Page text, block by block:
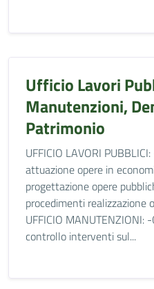
Ufficio Lavori
Manutenzioni,
Patrimonio
UFFICIO LAVORI
attuazione opere in
progettazione opere
procedimenti realizzazione
UFFICIO MANUTENZIONI:
controllo interventi sul...